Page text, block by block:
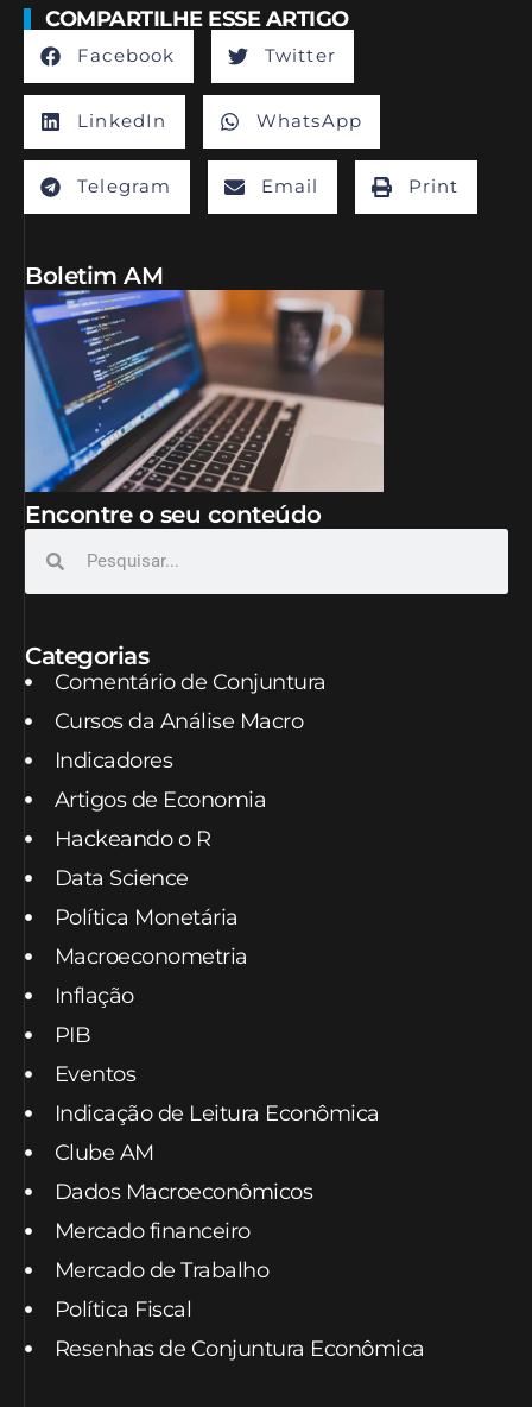
COMPARTILHE ESSE ARTIGO
Facebook Twitter
LinkedIn WhatsApp
Telegram Email Print
Boletim AM
Encontre o seu conteúdo
Categorias
Comentário de Conjuntura
Cursos da Análise Macro
Indicadores
Artigos de Economia
Hackeando o R
Data Science
Política Monetária
Macroeconometria
Inflação
PIB
Eventos
Indicação de Leitura Econômica
Clube AM
Dados Macroeconômicos
Mercado financeiro
Mercado de Trabalho
Política Fiscal
Resenhas de Conjuntura Econômica